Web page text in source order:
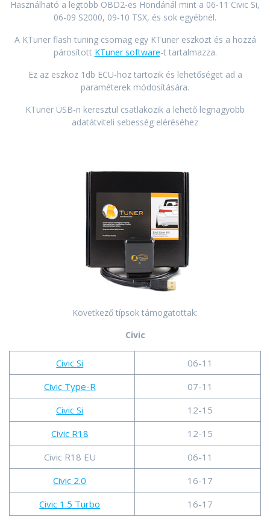
Használható a legtöbb OBD2-es Hondánál mint a 06-11 Civic Si,
06-09 S2000, 09-10 TSX, és sok egyébnél.
A KTuner flash tuning csomag egy KTuner eszközt és a hozzá
párosított KTuner software-t tartalmazza.
Ez az eszköz 1db ECU-hoz tartozik és lehetőséget ad a
paraméterek módosítására.
KTuner USB-n keresztül csatlakozik a lehető legnagyobb
adatátviteli sebesség eléréséhez
Következő típsok támogatottak:
Civic
Civic Si
06-11
Civic Type-R
07-11
Civic Si
12-15
Civic R18
12-15
Civic R18 EU
06-11
Civic 2.0
16-17
Civic 1.5 Turbo
16-17